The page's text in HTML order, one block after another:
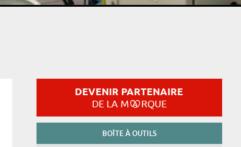
DEVENIR PARTENAIRE
DE LA M RQUE
BOÎTE À OUTILS